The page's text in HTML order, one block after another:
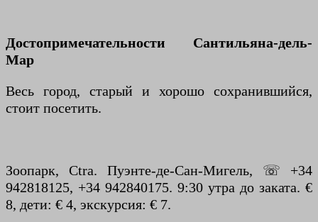
Достопримечательности Сантильяна-дель-
Мар
Весь город, старый и хорошо сохранившийся,
стоит посетить.
Зоопарк, Ctra. Пуэнте-де-Сан-Мигель, ☏ +34
942818125, +34 942840175. 9:30 утра до заката. €
8, дети: € 4, экскурсия: € 7.